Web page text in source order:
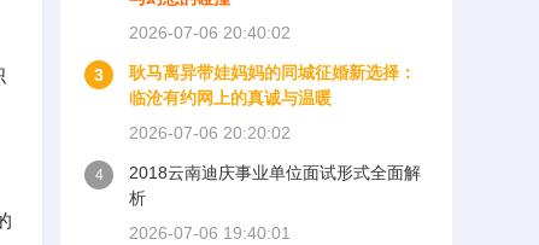
2026-07-06 20:40:02
3
耿马离异带娃妈妈的同城征婚新选择：
临沧有约网上的真诚与温暖
2026-07-06 20:20:02
4
2018云南迪庆事业单位面试形式全面解
析
2026-07-06 19:40:01